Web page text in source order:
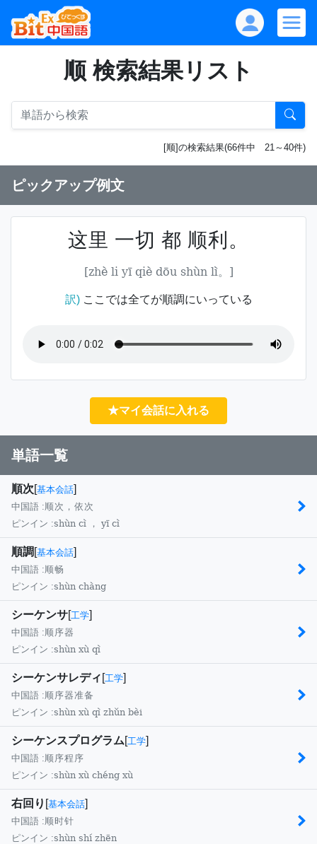
顺 検索結果リスト
[顺]の検索結果(66件中 21～40件)
ピックアップ例文
这里 一切 都 顺利。
[zhè li yī qiè dōu shùn lì。]
訳)ここでは全てが順調にいっている
★マイ会話に入れる
単語一覧
順次[基本会話]
中国語 : 顺次，依次
ピンイン :shùn cì ， yī cì
順調 [基本会話]
中国語 : 顺畅
ピンイン :shùn chàng
シーケンサ[工学]
中国語 : 顺序器
ピンイン :shùn xù qì
シーケンサレディ [工学]
中国語 : 顺序器准备
ピンイン :shùn xù qì zhǔn bèi
シーケンスプログラム[工学]
中国語 : 顺序程序
ピンイン :shùn xù chéng xù
右回り [基本会話]
中国語 : 顺时针
ピンイン :shùn shí zhēn